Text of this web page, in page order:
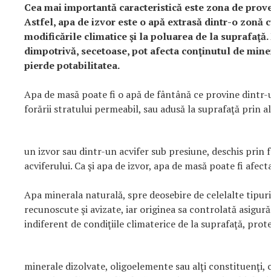
Cea mai importantă caracteristică este zona de
Astfel, apa de izvor este o apă extrasă dintr-o
modificările climatice şi la poluarea de la
dimpotrivă, secetoase, pot afecta conţinutul de
pierde potabilitatea.
Apa de masă poate fi o apă de fântână ce provine
forării stratului permeabil, sau adusă la suprafaţă prin
un izvor sau dintr-un acvifer sub presiune, deschis
acviferului. Ca şi apa de izvor, apa de masă poate fi
Apa minerala naturală, spre deosebire de celelalte
recunoscute şi avizate, iar originea sa controlată
indiferent de condiţiile climaterice de la suprafaţă,
minerale dizolvate, oligoelemente sau alţi constituenţi,